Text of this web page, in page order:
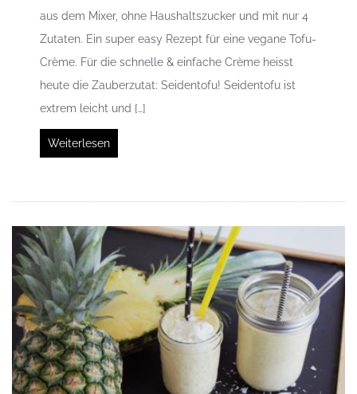
aus dem Mixer, ohne Haushaltszucker und mit nur 4
Zutaten. Ein super easy Rezept für eine vegane Tofu-
Crème. Für die schnelle & einfache Crème heisst
heute die Zauberzutat: Seidentofu! Seidentofu ist
extrem leicht und […]
Weiterlesen